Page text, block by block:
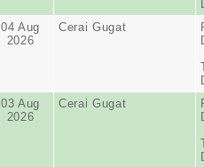
04 Aug
2026
Cerai Gugat
03 Aug
2026
Cerai Gugat